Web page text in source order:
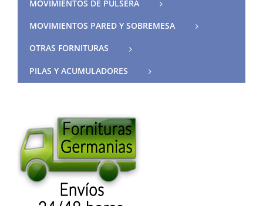
MOVIMIENTOS DE PULSERA
MOVIMIENTOS PARED Y SOBREMESA
OTRAS FORNITURAS
PILAS Y ACUMULADORES